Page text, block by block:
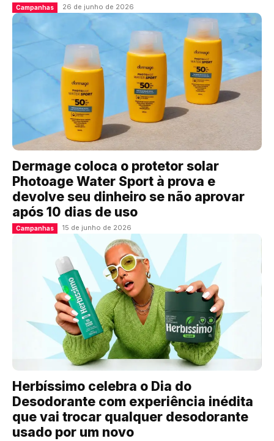
Campanhas 26 de junho de 2026
Dermage coloca o protetor solar
Photoage Water Sport à prova e
devolve seu dinheiro se não aprovar
após 10 dias de uso
Campanhas 15 de junho de 2026
Herbíssimo celebra o Dia do
Desodorante com experiência inédita
que vai trocar qualquer desodorante
usado por um novo